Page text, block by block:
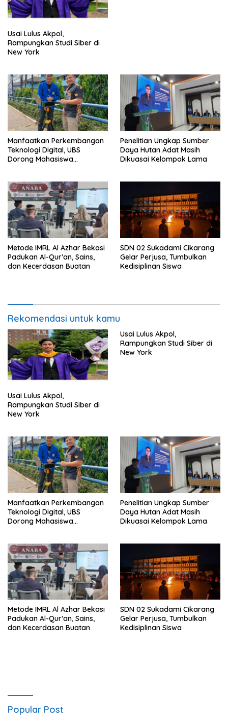
Usai Lulus Akpol,
Rampungkan Studi Siber di
New York
Manfaatkan Perkembangan
Teknologi Digital, UBS
Dorong Mahasiswa
Penelitian Ungkap Sumber
Daya Hutan Adat Masih
Dikuasai Kelompok Lama
Metode IMRL Al Azhar Bekasi
Padukan Al-Qur’an, Sains,
dan Kecerdasan Buatan
SDN 02 Sukadami Cikarang
Gelar Perjusa, Tumbulkan
Kedisiplinan Siswa
Rekomendasi untuk kamu
Usai Lulus Akpol,
Rampungkan Studi Siber di
New York
Usai Lulus Akpol,
Rampungkan Studi Siber di
New York
Manfaatkan Perkembangan
Teknologi Digital, UBS
Dorong Mahasiswa
Penelitian Ungkap Sumber
Daya Hutan Adat Masih
Dikuasai Kelompok Lama
Metode IMRL Al Azhar Bekasi
Padukan Al-Qur’an, Sains,
dan Kecerdasan Buatan
SDN 02 Sukadami Cikarang
Gelar Perjusa, Tumbulkan
Kedisiplinan Siswa
Popular Post